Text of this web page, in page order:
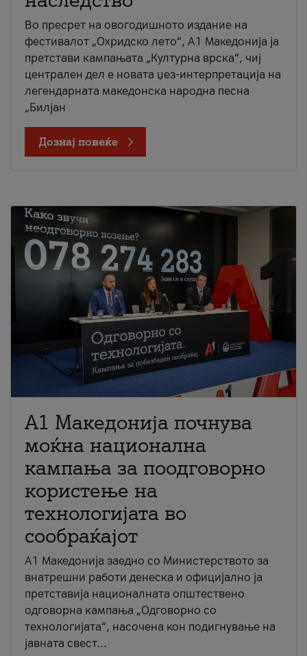
Во пресрет на овогодишното издание на
фестивалот „Охридско лето“, А1 Македонија ја
претстави кампањата „Културна врска“, чиј
централен дел е новата џез-интерпретација на
легендарната македонска народна песна
„Билјан
Дознај повеќе
A1 Македонија почнува
моќна национална
кампања за поодговорно
користење на
технологијата во
сообраќајот
A1 Македонија заедно со Министерството за
внатрешни работи денеска и официјално ја
претставија националната општествено
одговорна кампања „Одговорно со
технологијата“, насочена кон подигнување на
јавната свест...